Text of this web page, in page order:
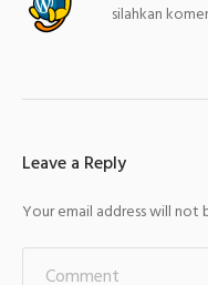
silahkan
Leave a Reply
Your email address will not